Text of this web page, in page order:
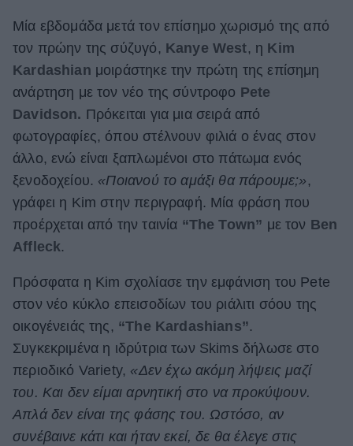
Αφιερώματα
ΒΟΞ
Χωρίς Ταμπέλες
Women's Forum
Hautes Grecians
Γάμος
Market News
Μία εβδομάδα μετά τον επίσημο χωρισμό της από
τον πρώην της σύζυγό, Kanye West, η Kim
Kardashian μοιράστηκε την πρώτη της επίσημη
ανάρτηση με τον νέο της σύντροφο Pete
Davidson. Πρόκειται για μια σειρά από
φωτογραφίες, όπου στέλνουν φιλιά ο ένας στον
άλλο, ενώ είναι ξαπλωμένοι στο πάτωμα ενός
ξενοδοχείου. «Ποιανού το αμάξι θα πάρουμε;» ,
γράφει η Kim στην περιγραφή. Μία φράση που
προέρχεται από την ταινία “The Town” με τον Ben
Affleck.
Πρόσφατα η Kim σχολίασε την εμφάνιση του Pete
στον νέο κύκλο επεισοδίων του ριάλιτι σόου της
οικογένειάς της, “The Kardashians”.
Συγκεκριμένα η ιδρύτρια των Skims δήλωσε στο
περιοδικό Variety, «Δεν έχω ακόμη λήψεις μαζί
του. Και δεν είμαι αρνητική στο να προκύψουν.
Απλά δεν είναι της φάσης του. Ωστόσο, αν
συνέβαινε κάτι και ήταν εκεί, δε θα έλεγε στις